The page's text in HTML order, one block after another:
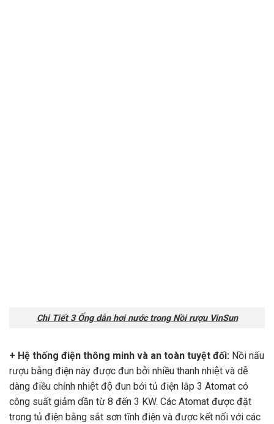
Chi Tiết 3 Ống dẫn hơi nước trong Nồi rượu VinSun
+ Hệ thống điện thông minh và an toàn tuyệt đối: Nồi nấu
rượu bằng điện này được đun bởi nhiều thanh nhiệt và dễ
dàng điều chỉnh nhiệt độ đun bởi tủ điện lắp 3 Atomat có
công suất giảm dần từ 8 đến 3 KW. Các Atomat được đặt
trong tủ điện bằng sắt sơn tĩnh điện và được kết nối với các